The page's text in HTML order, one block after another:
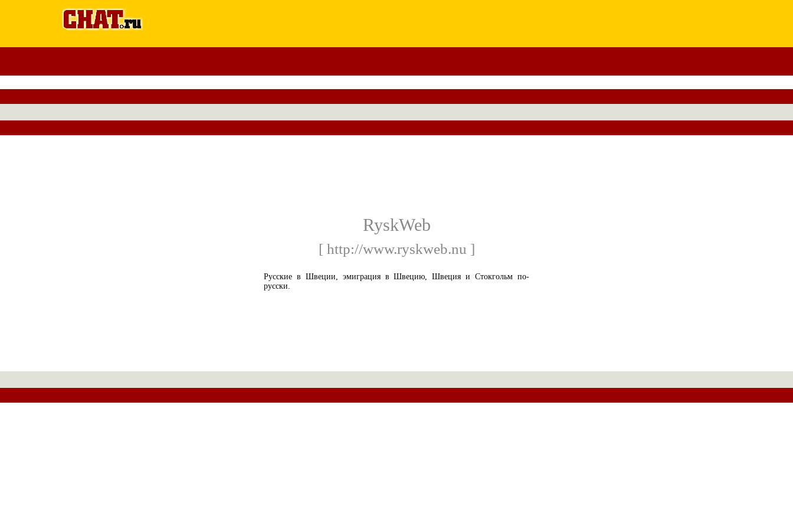
RyskWeb
[ http://www.ryskweb.nu ]
Русские в Швеции, эмиграция в Швецию, Швеция и Стокгольм по-
русски.